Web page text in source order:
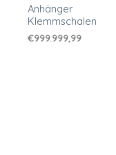
Anhänger
Klemmschalen
€999.999,99